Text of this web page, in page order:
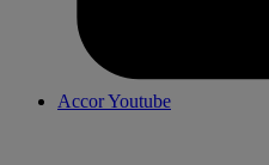
Accor Youtube